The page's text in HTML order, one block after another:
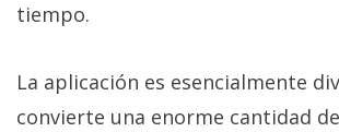
tiempo.
La aplicación es esencialmente
convierte una enorme cantidad